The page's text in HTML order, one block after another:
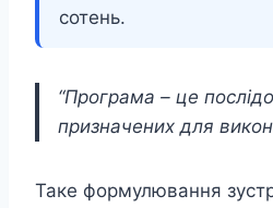
сотень.
“Програма – це
призначених для
Таке формулювання